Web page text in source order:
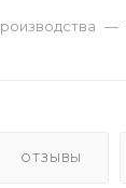
—
ОТЗЫВЫ